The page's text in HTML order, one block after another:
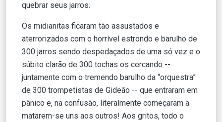
quebrar seus jarros.
Os midianitas ficaram tão assustados e
aterrorizados com o horrível estrondo e barulho de
300 jarros sendo despedaçados de uma só vez e o
súbito clarão de 300 tochas os cercando --
juntamente com o tremendo barulho da “orquestra”
de 300 trompetistas de Gideão -- que entraram em
pânico e, na confusão, literalmente começaram a
matarem-se uns aos outros! Aos gritos, todo o